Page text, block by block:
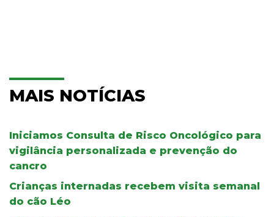
MAIS NOTÍCIAS
Iniciamos Consulta de Risco Oncológico para
vigilância personalizada e prevenção do
cancro
Crianças internadas recebem visita semanal
do cão Léo